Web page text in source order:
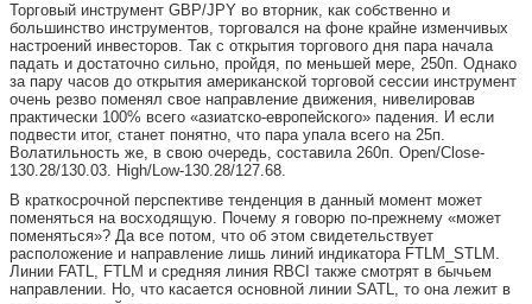
Торговый инструмент GBP/JPY во вторник, как собственно и
большинство инструментов, торговался на фоне крайне изменчивых
настроений инвесторов. Так с открытия торгового дня пара начала
падать и достаточно сильно, пройдя, по меньшей мере, 250п. Однако
за пару часов до открытия американской торговой сессии инструмент
очень резво поменял свое направление движения, нивелировав
практически 100% всего «азиатско-европейского» падения. И если
подвести итог, станет понятно, что пара упала всего на 25п.
Волатильность же, в свою очередь, составила 260п. Open/Close-
130.28/130.03. High/Low-130.28/127.68.
В краткосрочной перспективе тенденция в данный момент может
поменяться на восходящую. Почему я говорю по-прежнему «может
поменяться»? Да все потом, что об этом свидетельствует
расположение и направление лишь линий индикатора FTLM_STLM.
Линии FATL, FTLM и средняя линия RBCI также смотрят в бычьем
направлении. Но, что касается основной линии SATL, то она лежит в